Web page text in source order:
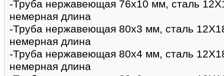
-Труба нержавеющая 76х10 мм, сталь
немерная длина
-Труба нержавеющая 80х3 мм, сталь
немерная длина
-Труба нержавеющая 80х4 мм, сталь
немерная длина